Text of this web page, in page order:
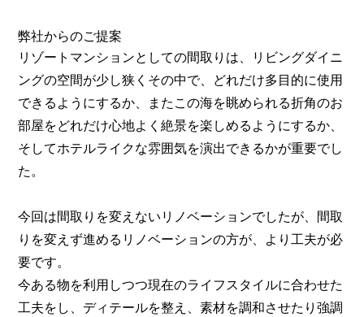
弊社からのご提案
リゾートマンションとしての間取りは、リビングダイニ
ングの空間が少し狭くその中で、どれだけ多目的に使用
できるようにするか、またこの海を眺められる折角のお
部屋をどれだけ心地よく絶景を楽しめるようにするか、
そしてホテルライクな雰囲気を演出できるかが重要でし
た。
今回は間取りを変えないリノベーションでしたが、間取
りを変えず進めるリノベーションの方が、より工夫が必
要です。
今ある物を利用しつつ現在のライフスタイルに合わせた
工夫をし、ディテールを整え、素材を調和させたり強調